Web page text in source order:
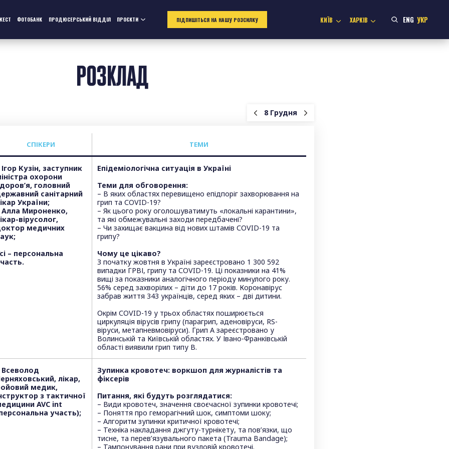
ФОТОБАНК ПРОДЮСЕРСЬКИЙ ВІДДІЛ ПРОЄКТИ ПІДПИШІТЬСЯ НА НАШУ РОЗСИЛКУ КИЇВ ХАРКІВ ENG УКР
РОЗКЛАД
8 Грудня
СПІКЕРИ TЕМИ
Ігор Кузін, заступник
охорони
головний
санітарний
України;
Алла Мироненко,
вірусолог,
медичних
– персональна
Епідеміологічна ситуація в Україні
Теми для обговорення:
– В яких областях перевищено епідпоріг захворювання на
грип та COVID-19?
– Як цього року оголошуватимуть «локальні карантини»,
та які обмежувальні заходи передбачені?
– Чи захищає вакцина від нових штамів COVID-19 та
грипу?
Чому це цікаво?
З початку жовтня в Україні зареєстровано 1 300 592
випадки ГРВІ, грипу та COVID-19. Ці показники на 41%
вищі за показники аналогічного періоду минулого року.
56% серед захворілих – діти до 17 років. Коронавірус
забрав життя 343 українців, серед яких – дві дитини.
Окрім COVID-19 у трьох областях поширюється
циркуляція вірусів грипу (парагрип, аденовіруси, RS-
віруси, метапневмовіруси). Грип А зареєстровано у
Волинській та Київській областях. У Івано-Франківській
області виявили грип типу В.
Всеволод
лікар,
медик,
з тактичної
AVC int
участь);
Зупинка кровотеч: воркшоп для журналістів та
фіксерів
Питання, які будуть розглядатися:
– Види кровотеч, значення своєчасної зупинки кровотечі;
– Поняття про геморагічний шок, симптоми шоку;
– Алгоритм зупинки критичної кровотечі;
– Техніка накладання джгуту-турнікету, та пов’язки, що
тисне, та перев’язувального пакета (Trauma Bandage);
– Тампонування рани при вузловій кровотечі.